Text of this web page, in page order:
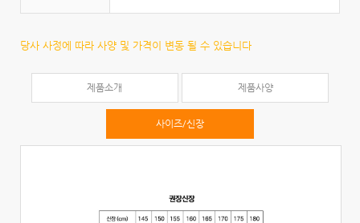
당사 사정에 따라 사양 및 가격이 변동 될 수 있습니다
제품소개 제품사양
사이즈/신장